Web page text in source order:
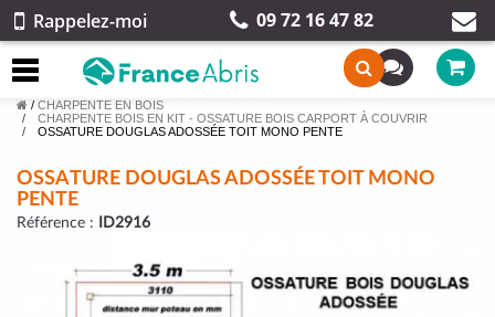
Rappelez-moi 09 72 16 47 82
/ CHARPENTE EN BOIS
CHARPENTE BOIS EN KIT - OSSATURE BOIS CARPORT À COUVRIR
OSSATURE DOUGLAS ADOSSÉE TOIT MONO PENTE
OSSATURE DOUGLAS ADOSSÉE TOIT MONO
PENTE
Référence : ID2916